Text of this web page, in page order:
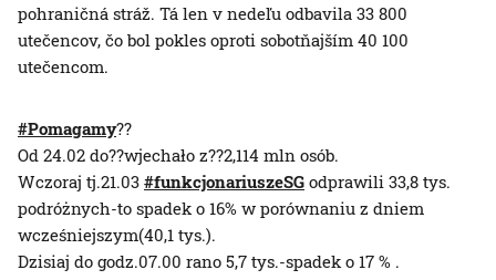
pohraničná stráž. Tá len v nedeľu odbavila 33 800
utečencov, čo bol pokles oproti sobotňajším 40 100
utečencom.
#Pomagamy??
Od 24.02 do??wjechało z??2,114 mln osób.
Wczoraj tj.21.03 #funkcjonariuszeSG odprawili 33,8 tys.
podróżnych-to spadek o 16% w porównaniu z dniem
wcześniejszym(40,1 tys.).
Dzisiaj do godz.07.00 rano 5,7 tys.-spadek o 17 % .